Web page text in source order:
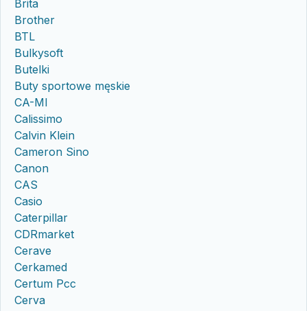
Brita
Brother
BTL
Bulkysoft
Butelki
Buty sportowe męskie
CA-MI
Calissimo
Calvin Klein
Cameron Sino
Canon
CAS
Casio
Caterpillar
CDRmarket
Cerave
Cerkamed
Certum Pcc
Cerva